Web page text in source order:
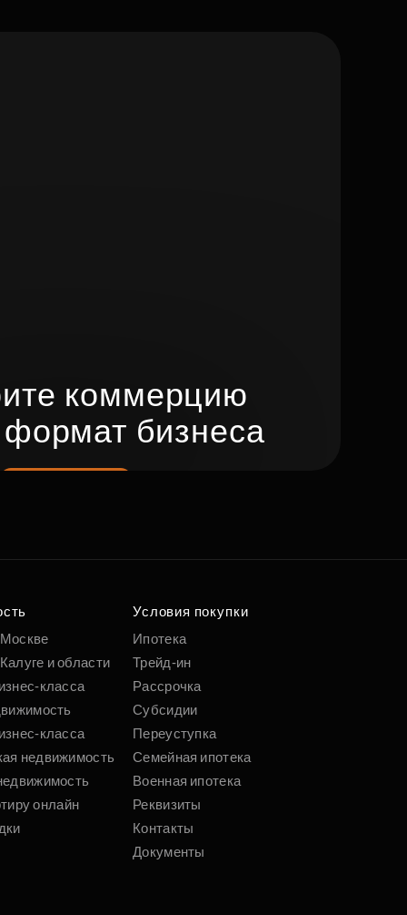
коммерцию
бизнеса
и области
класса
класса
недвижимость
онлайн
Условия покупки
Ипотека
Трейд-ин
Рассрочка
Субсидии
Переуступка
Семейная ипотека
Военная ипотека
Реквизиты
Контакты
Документы